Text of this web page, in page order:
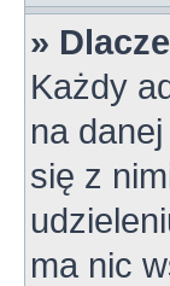
»
Każdy
na
się z
ma nic